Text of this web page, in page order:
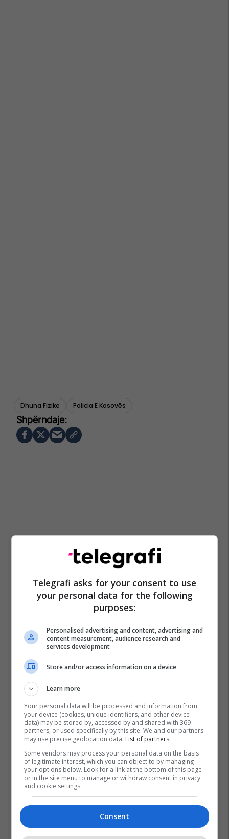
Dhuna Fizike Policia E Kosovës
Promo Reklamo këtu
Lakrishtë – banim modern pranë
qendrës #16060
Pro Real Estate
Telegrafi asks for your consent to use
your personal data for the following
purposes:
Personalised advertising and content, advertising and
content measurement, audience research and
services development
Store and/or access information on a device
Learn more
Your personal data will be processed and information from
your device (cookies, unique identifiers, and other device
data) may be stored by, accessed by and shared with 369
partners, or used specifically by this site. We and our partners
may use precise geolocation data. List of partners.
Some vendors may process your personal data on the basis
of legitimate interest, which you can object to by managing
your options below. Look for a link at the bottom of this page
or in the site menu to manage or withdraw consent in privacy
and cookie settings.
Consent